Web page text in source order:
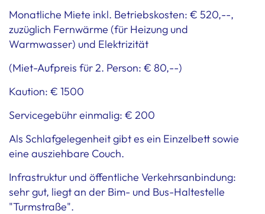
Monatliche Miete inkl. Betriebskosten: € 520,--,
zuzüglich Fernwärme (für Heizung und
Warmwasser) und Elektrizität
(Miet-Aufpreis für 2. Person: € 80,--)
Kaution: € 1500
Servicegebühr einmalig: € 200
Als Schlafgelegenheit gibt es ein Einzelbett sowie
eine ausziehbare Couch.
Infrastruktur und öffentliche Verkehrsanbindung:
sehr gut, liegt an der Bim- und Bus-Haltestelle
"Turmstraße".